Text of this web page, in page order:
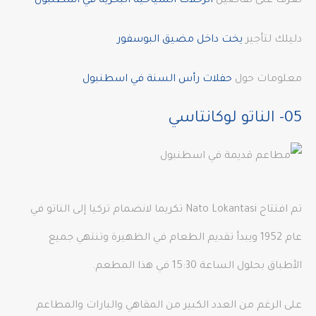
دليلك لتأجير يخت داخل مضيق البوسفور
معلومات حول حفلات رأس السنة في اسطنبول
05- الناتو لوكانتاسي
تم افتتاح Nato Lokantasi تكريما لانضمام تركيا إلى الناتو في
عام 1952 ويبدأ تقديم الطعام في الظهيرة وتنتهي جميع
الأطباق بحلول الساعة 15:30 في هذا المطعم.
على الرغم من العدد الكبير من المقاهي والبارات والمطاعم